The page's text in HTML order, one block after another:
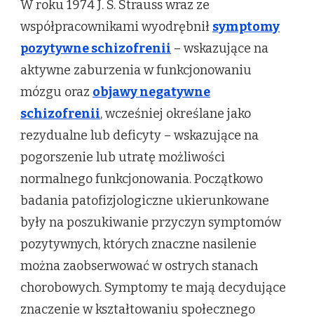
W roku 1974 J. S. Strauss wraz ze
współpracownikami wyodrębnił symptomy
pozytywne schizofrenii – wskazujące na
aktywne zaburzenia w funkcjonowaniu
mózgu oraz objawy negatywne
schizofrenii, wcześniej określane jako
rezydualne lub deficyty – wskazujące na
pogorszenie lub utratę możliwości
normalnego funkcjonowania. Początkowo
badania patofizjologiczne ukierunkowane
były na poszukiwanie przyczyn symptomów
pozytywnych, których znaczne nasilenie
można zaobserwować w ostrych stanach
chorobowych. Symptomy te mają decydujące
znaczenie w kształtowaniu społecznego